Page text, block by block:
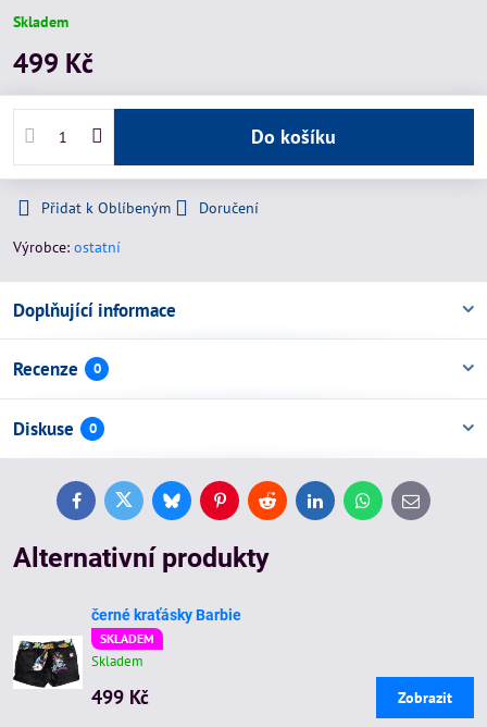
Skladem
499 Kč
Do košíku
Přidat k Oblíbeným
Doručení
Výrobce: ostatní
Doplňující informace
Recenze 0
Diskuse 0
FacebookTwitterBlueskyPinterestReddit LinkedInWhatsApp
E-
mail
Alternativní produkty
černé kraťásky Barbie
SKLADEM
Skladem
499 Kč Zobrazit